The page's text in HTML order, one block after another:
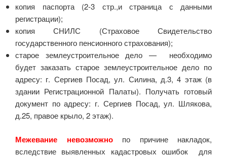
копия паспорта (2-3 стр.,и страница с данными
регистрации);
копия СНИЛС (Страховое Свидетельство
государственного пенсионного страхования);
старое землеустроительное дело — необходимо
будет заказать старое землеустроительное дело по
адресу: г. Сергиев Посад, ул. Силина, д.3, 4 этаж (в
здании Регистрационной Палаты). Получать готовый
документ по адресу: г. Сергиев Посад, ул. Шлякова,
д.25, правое крыло, 2 этаж).
Межевание невозможнопо причине накладок,
вследствие выявленных кадастровых ошибок для